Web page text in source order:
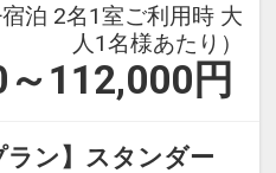
宿泊 2名1室ご利用時 大
人1名様あたり）
112,000 円
ラン】スタンダー